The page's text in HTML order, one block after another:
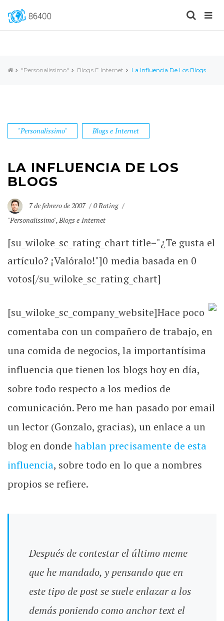
"Personalissimo" Blogs E Internet La Influencia De Los Blogs
"Personalissimo" Blogs e Internet
LA INFLUENCIA DE LOS
BLOGS
7 de febrero de 2007
0 Rating
"Personalissimo",Blogs e Internet
[su_wiloke_sc_rating_chart title="¿Te gusta el
artículo? ¡Valóralo!"]0 media basada en 0
votos[/su_wiloke_sc_rating_chart]
[su_wiloke_sc_company_website]Hace poco
comentaba con un compañero de trabajo, en
una comida de negocios, la importantísima
influencia que tienen los blogs hoy en día,
sobre todo respecto a los medios de
comunicación. Pero me han pasado por email
un lector (Gonzalo, gracias), un enlace a un
blog en dondehablan precisamente de esta
influencia, sobre todo en lo que a nombres
propios se refiere.
Después de contestar el último meme
que he mandado, y pensando que en
este tipo de post se suele enlazar a los
demás poniendo como anchor text el